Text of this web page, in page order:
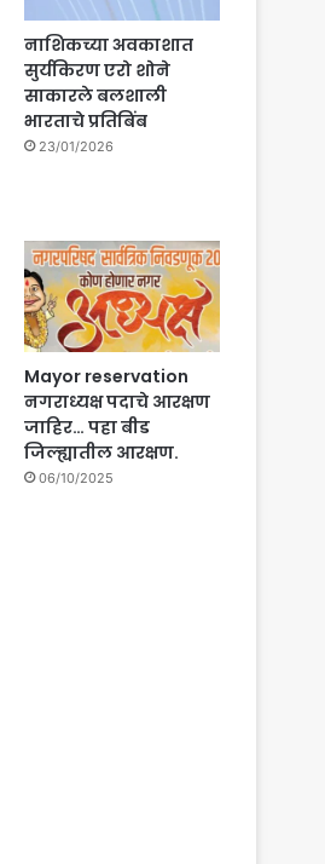
नाशिकच्या अवकाशात
सुर्यकिरण एरो शोने
साकारले बलशाली
भारताचे प्रतिबिंब
23/01/2026
Mayor reservation
नगराध्यक्ष पदाचे आरक्षण
जाहिर… पहा बीड
जिल्ह्यातील आरक्षण.
06/10/2025